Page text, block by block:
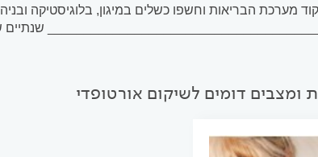
מערכת הבריאות וחשפו כשלים במיגון, בלוגיסטיקה
באירוע חד-פעמי שאפשר להתאושש ממנו, אלא במציאות
ומצבים דומים לשיקום אורטופדי